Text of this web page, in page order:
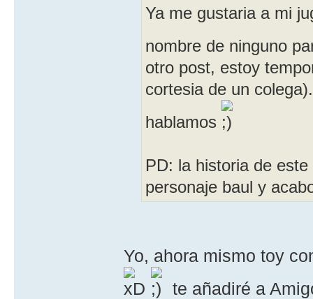
Ya me gustaria a mi
nombre de ninguno
otro post, estoy
cortesia de un
hablamos
PD: la historia de
personaje baul y
Yo, ahora mismo toy
te añadiré a